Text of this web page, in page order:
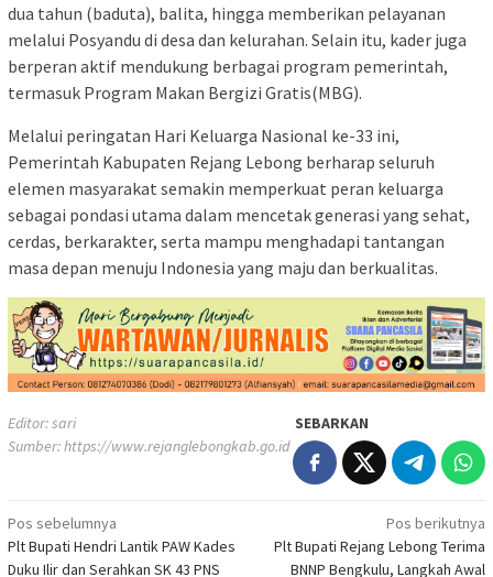
dua tahun (baduta), balita, hingga memberikan pelayanan
melalui Posyandu di desa dan kelurahan. Selain itu, kader juga
berperan aktif mendukung berbagai program pemerintah,
termasuk Program Makan Bergizi Gratis(MBG).
Melalui peringatan Hari Keluarga Nasional ke-33 ini,
Pemerintah Kabupaten Rejang Lebong berharap seluruh
elemen masyarakat semakin memperkuat peran keluarga
sebagai pondasi utama dalam mencetak generasi yang sehat,
cerdas, berkarakter, serta mampu menghadapi tantangan
masa depan menuju Indonesia yang maju dan berkualitas.
Editor: sari
Sumber:https://www.rejanglebongkab.go.id
SEBARKAN
Navigasi
pos
Pos sebelumnya
Plt Bupati Hendri Lantik PAW Kades
Duku Ilir dan Serahkan SK 43 PNS
Pos berikutnya
Plt Bupati Rejang Lebong Terima
BNNP Bengkulu, Langkah Awal